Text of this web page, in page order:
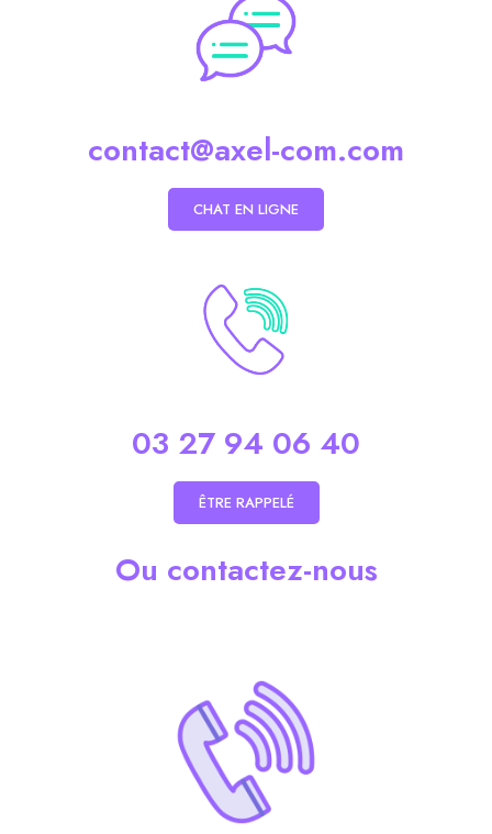
contact@axel-com.com
CHAT EN LIGNE
03 27 94 06 40
ÊTRE RAPPELÉ
Ou contactez-nous